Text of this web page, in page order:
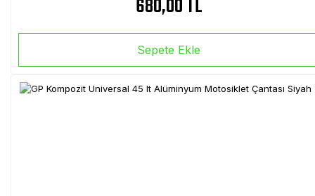
680,00 TL
Sepete Ekle